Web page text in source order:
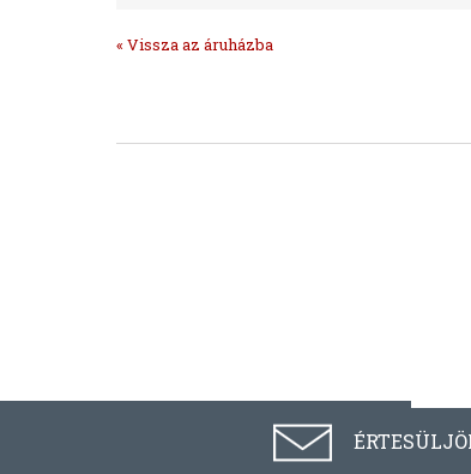
« Vissza az áruházba